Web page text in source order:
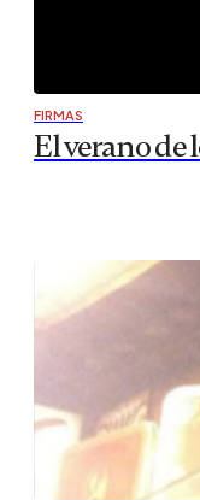
FIRMAS
El verano de